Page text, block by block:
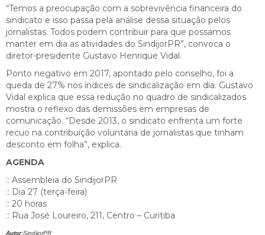
“Temos a preocupação com a sobrevivência financeira do
sindicato e isso passa pela análise dessa situação pelos
jornalistas. Todos podem contribuir para que possamos
manter em dia as atividades do SindijorPR”, convoca o
diretor-presidente Gustavo Henrique Vidal.
Ponto negativo em 2017, apontado pelo conselho, foi a
queda de 27% nos índices de sindicalização em dia. Gustavo
Vidal explica que essa redução no quadro de sindicalizados
mostra o reflexo das demissões em empresas de
comunicação. “Desde 2013, o sindicato enfrenta um forte
recuo na contribuição voluntária de jornalistas que tinham
desconto em folha”, explica.
AGENDA
:: Assembleia do SindijorPR
:: Dia 27 (terça-feira)
:: 20 horas
:: Rua José Loureiro, 211, Centro – Curitiba
Autor:SindijorPR